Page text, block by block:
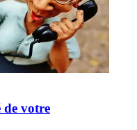
de votre